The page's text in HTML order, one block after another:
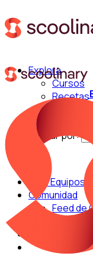
Explora
Cursos
Recetas
Buscar por:
Para Equipos
Comunidad
Feed de